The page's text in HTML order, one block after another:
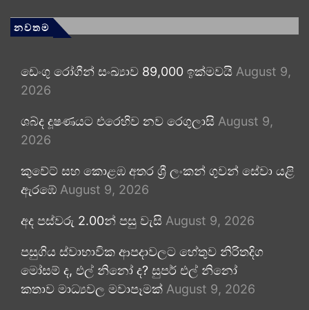
නවතම
ඩෙංගු රෝගීන් සංඛ්‍යාව 89,000 ඉක්මවයි August 9,
2026
ශබ්ද දූෂණයට එරෙහිව නව රෙගුලාසි August 9,
2026
කුවේට් සහ කොළඹ අතර ශ්‍රී ලංකන් ගුවන් සේවා යළි
ඇරඹේ August 9, 2026
අද පස්වරු 2.00න් පසු වැසි August 9, 2026
පසුගිය ස්වාභාවික ආපදාවලට හේතුව නිරිතදිග
මෝසම් ද, එල් නිනෝ ද? සුපර් එල් නිනෝ
කතාව මාධ්‍යවල මවාපෑමක් August 9, 2026